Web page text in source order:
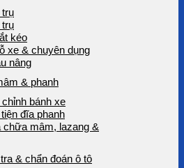
trụ
trụ
kéo
xe & chuyên dụng
nâng
& phanh
bánh xe
đĩa phanh
chữa mâm, lazang &
& chẩn đoán ô tô